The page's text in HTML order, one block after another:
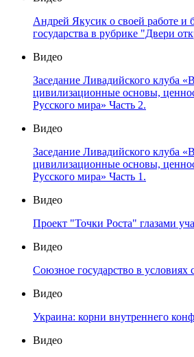
Андрей Якусик о своей работе и
государства в рубрике "Двери
Видео
Заседание Ливадийского клуба
цивилизационные основы,
Русского мира» Часть 2.
Видео
Заседание Ливадийского клуба
цивилизационные основы,
Русского мира» Часть 1.
Видео
Проект "Точки Роста" глазами
Видео
Союзное государство в условиях
Видео
Украина: корни внутреннего
Видео